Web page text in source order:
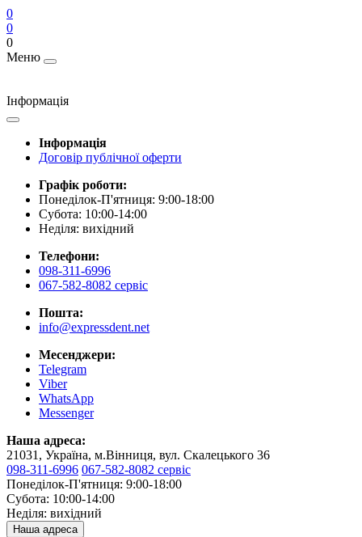
0
0
0
Меню
Інформація
Інформація
Договір публічної оферти
Графік роботи:
Понеділок-П'ятниця: 9:00-18:00
Субота: 10:00-14:00
Неділя: вихідний
Телефони:
098-311-6996
067-582-8082 сервіс
Пошта:
info@expressdent.net
Месенджери:
Telegram
Viber
WhatsApp
Messenger
Наша адреса:
21031, Україна, м.Вінниця, вул. Скалецького 36
098-311-6996 067-582-8082 сервіс
Понеділок-П'ятниця: 9:00-18:00
Субота: 10:00-14:00
Неділя: вихідний
Наша адреса